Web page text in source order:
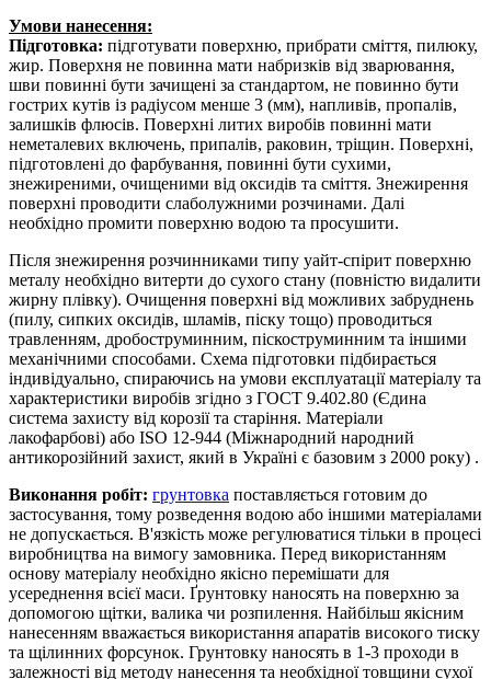
Умови нанесення:
Підготовка: підготувати поверхню, прибрати сміття, пилюку,
жир. Поверхня не повинна мати набризків від зварювання,
шви повинні бути зачищені за стандартом, не повинно бути
гострих кутів із радіусом менше 3 (мм), напливів, пропалів,
залишків флюсів. Поверхні литих виробів повинні мати
неметалевих включень, припалів, раковин, тріщин. Поверхні,
підготовлені до фарбування, повинні бути сухими,
знежиреними, очищеними від оксидів та сміття. Знежирення
поверхні проводити слаболужними розчинами. Далі
необхідно промити поверхню водою та просушити.
Після знежирення розчинниками типу уайт-спірит поверхню
металу необхідно витерти до сухого стану (повністю видалити
жирну плівку). Очищення поверхні від можливих забруднень
(пилу, сипких оксидів, шламів, піску тощо) проводиться
травленням, дробоструминним, піскоструминним та іншими
механічними способами. Схема підготовки підбирається
індивідуально, спираючись на умови експлуатації матеріалу та
характеристики виробів згідно з ГОСТ 9.402.80 (Єдина
система захисту від корозії та старіння. Матеріали
лакофарбові) або ISO 12-944 (Міжнародний народний
антикорозійний захист, який в Україні є базовим з 2000 року) .
Виконання робіт: грунтовка поставляється готовим до
застосування, тому розведення водою або іншими матеріалами
не допускається. В'язкість може регулюватися тільки в процесі
виробництва на вимогу замовника. Перед використанням
основу матеріалу необхідно якісно перемішати для
усереднення всієї маси. Ґрунтовку наносять на поверхню за
допомогою щітки, валика чи розпилення. Найбільш якісним
нанесенням вважається використання апаратів високого тиску
та щілинних форсунок. Грунтовку наносять в 1-3 проходи в
залежності від методу нанесення та необхідної товщини сухої